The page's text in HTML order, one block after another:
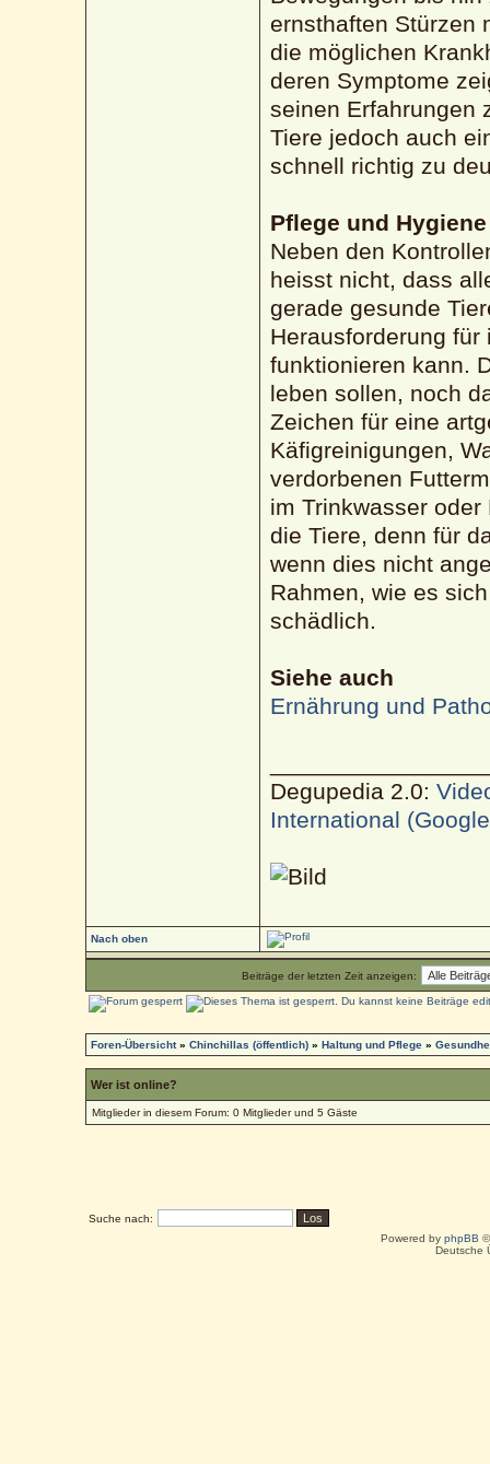
ernsthaften Stürzen
die möglichen
deren Symptome
seinen Erfahrungen
Tiere jedoch auch
schnell richtig zu
Pflege und Hygiene
Neben den
heisst nicht, dass
gerade gesunde
Herausforderung
funktionieren kann.
leben sollen, noch
Zeichen für eine
Käfigreinigungen,
verdorbenen
im Trinkwasser
die Tiere, denn für
wenn dies nicht
Rahmen, wie es
schädlich.
Siehe auch
Ernährung und
Degupedia 2.0:
International
Nach oben
Beiträge der letzten Zeit anzeigen:
Foren-Übersicht»Chinchillas (öffentlich) »Haltung und Pflege »
Wer ist online?
Mitglieder in diesem Forum: 0 Mitglieder und 5 Gäste
Suche nach:
Powered by phpBB
Deutsche